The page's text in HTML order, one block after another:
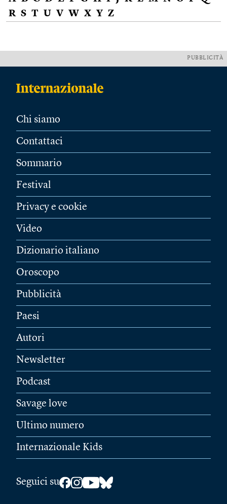
R S T U V W X Y Z
PUBBLICITÀ
Chi siamo
Contattaci
Sommario
Festival
Privacy e cookie
Video
Dizionario italiano
Oroscopo
Pubblicità
Paesi
Autori
Newsletter
Podcast
Savage love
Ultimo numero
Internazionale Kids
Seguici su